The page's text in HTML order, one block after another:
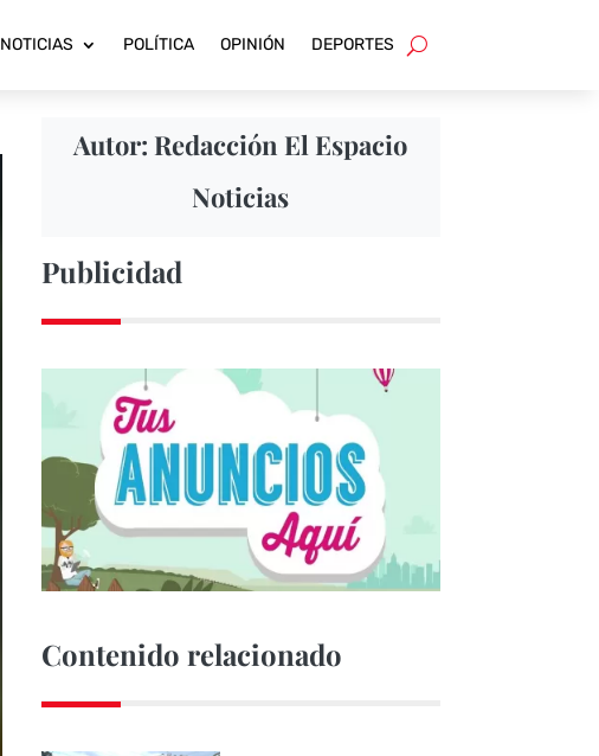
NOTICIAS POLÍTICA OPINIÓN DEPORTES
Autor: Redacción El Espacio
Noticias
Publicidad
Contenido relacionado